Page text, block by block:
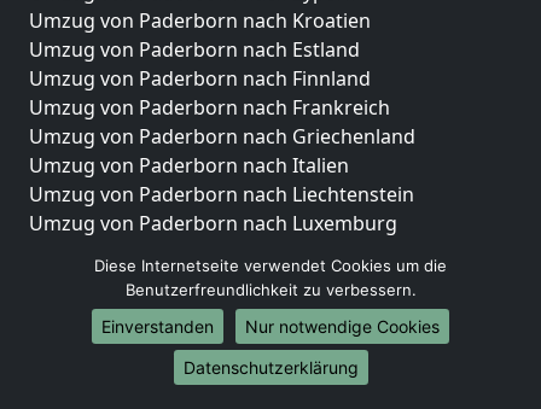
Umzug von Paderborn nach Kroatien
Umzug von Paderborn nach Estland
Umzug von Paderborn nach Finnland
Umzug von Paderborn nach Frankreich
Umzug von Paderborn nach Griechenland
Umzug von Paderborn nach Italien
Umzug von Paderborn nach Liechtenstein
Umzug von Paderborn nach Luxemburg
Umzug von Paderborn nach Norwegen
Umzüge-Deutschlandweit
Umzug von Paderborn nach Berlin
Diese Internetseite verwendet Cookies um die
Benutzerfreundlichkeit zu verbessern.
Einverstanden
Nur notwendige Cookies
Datenschutzerklärung